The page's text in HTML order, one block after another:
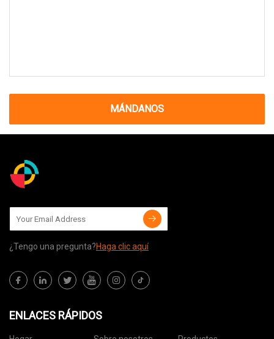
MÁNDANOS
¿Tengo una pregunta?Haga clic aquí
ENLACES RÁPIDOS